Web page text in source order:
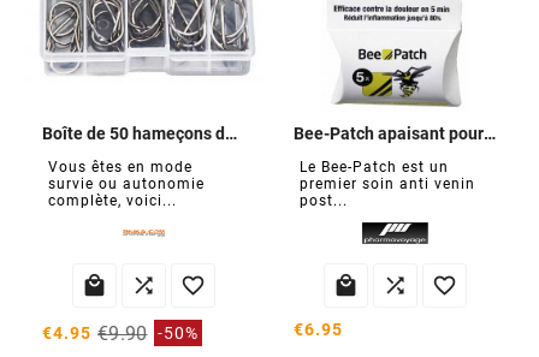
Boîte de 50 hameçons de survie
Vous êtes en mode
survie ou autonomie
complète, voici...
  
€4.95 €9.90 -50%
Bee-Patch apaisant pour piqûres insectes
Le Bee-Patch est un
premier soin anti venin
post...
  
€6.95